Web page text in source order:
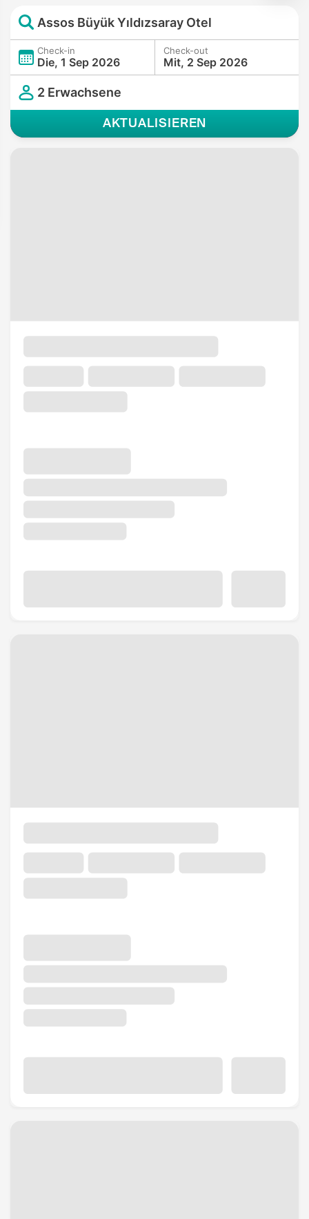
Assos Büyük Yıldızsaray Otel
Check-in
Die, 1 Sep 2026
Check-out
Mit, 2 Sep 2026
2 Erwachsene
AKTUALISIEREN